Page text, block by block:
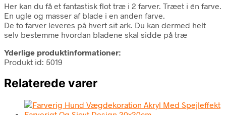
Her kan du få et fantastisk flot træ i 2 farver. Træet i én farve.
En ugle og masser af blade i en anden farve.
De to farver leveres på hvert sit ark. Du kan dermed helt
selv bestemme hvordan bladene skal sidde på træ
Yderlige produktinformationer:
Produkt id: 5019
Relaterede varer